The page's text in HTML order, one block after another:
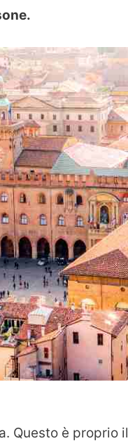
Questo è